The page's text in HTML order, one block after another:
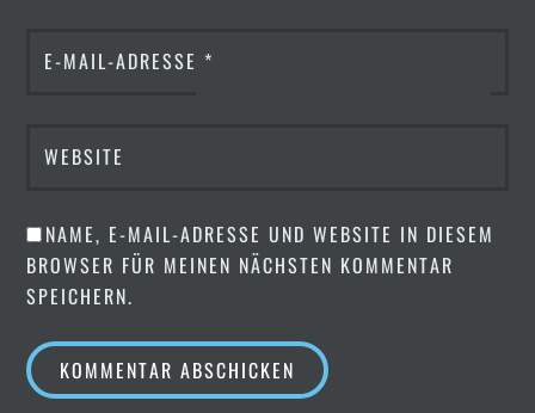
E-MAIL-ADRESSE *
WEBSITE
NAME, E-MAIL-ADRESSE UND WEBSITE IN DIESEM
BROWSER FÜR MEINEN NÄCHSTEN KOMMENTAR
SPEICHERN.